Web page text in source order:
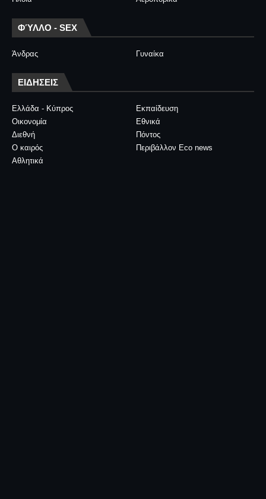
ΦΎΛΛΟ - SEX
Άνδρας Γυναίκα
ΕΙΔΗΣΕΙΣ
Ελλάδα - Κύπρος
Εκπαίδευση
Οικονομία
Εθνικά
Διεθνή
Πόντος
Ο καιρός
Περιβάλλον Eco news
Αθλητικά